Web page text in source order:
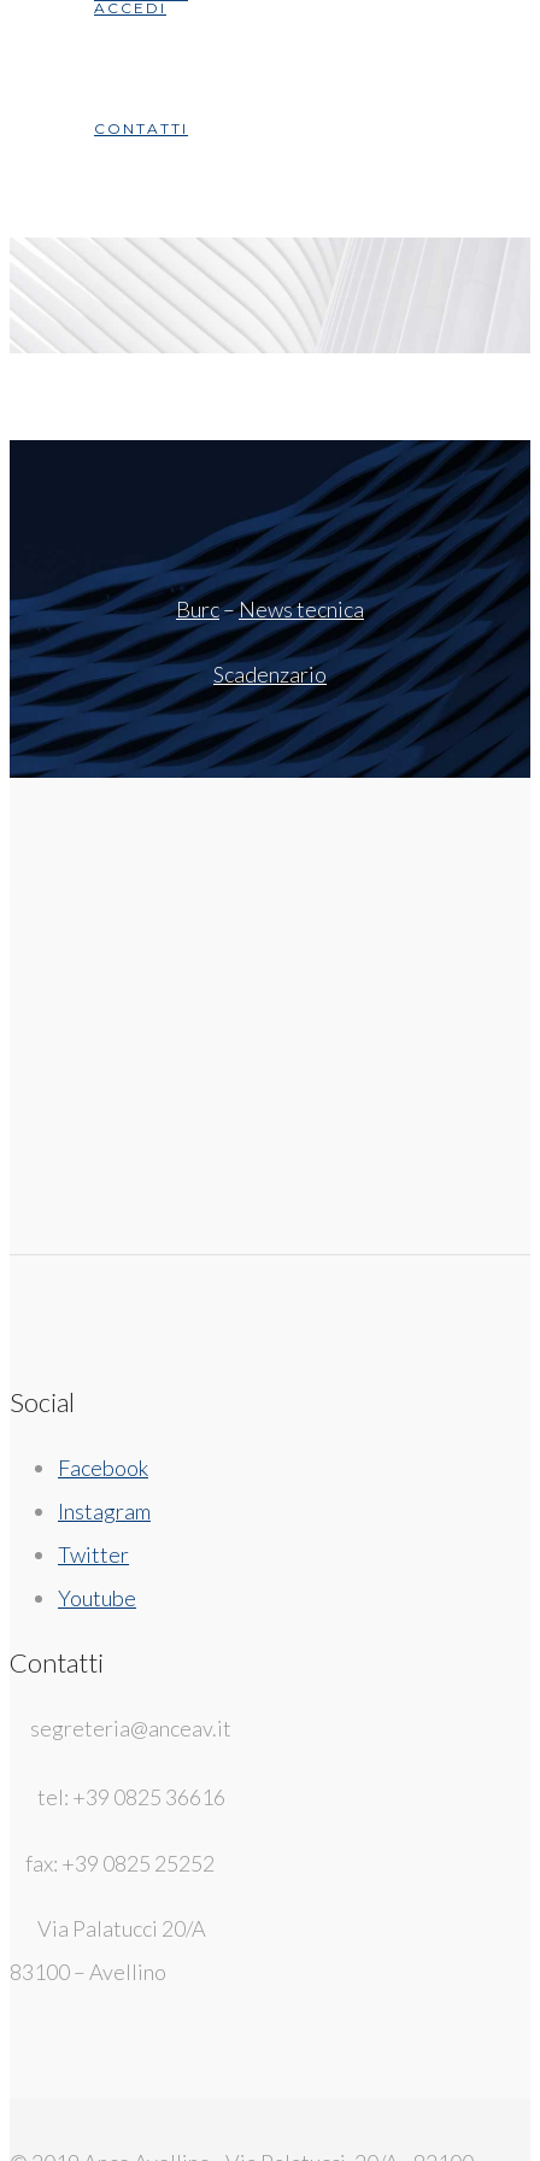
ACCEDI
CONTATTI
Burc–News tecnica
Scadenzario
Social
Facebook
Instagram
Twitter
Youtube
Contatti
segreteria@anceav.it
tel: +39 0825 36616
fax: +39 0825 25252
Via Palatucci 20/A
83100 – Avellino